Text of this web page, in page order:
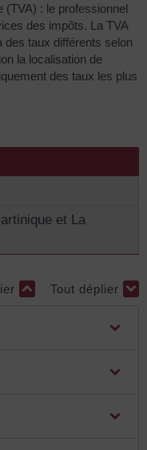
(TVA) : le professionnel
des impôts. La TVA
taux différents selon
la localisation de
des taux les plus
et La
Tout déplier